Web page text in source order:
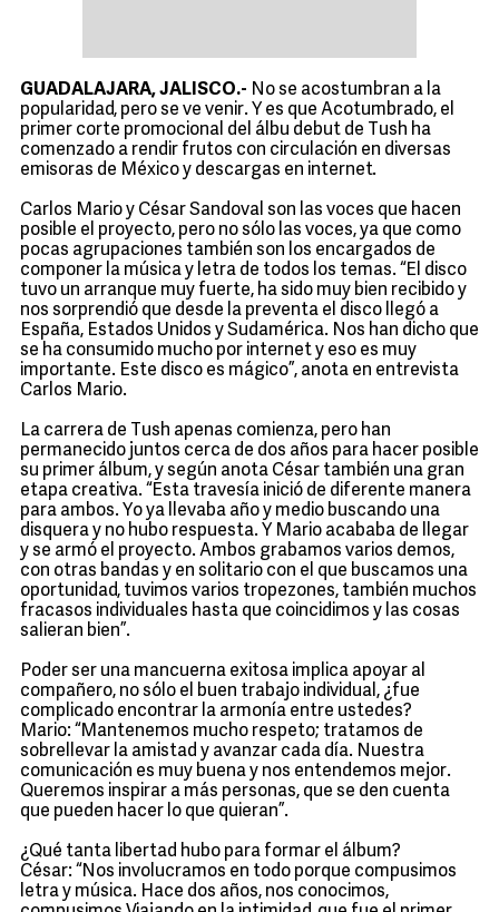
GUADALAJARA, JALISCO.- No se acostumbran a la
popularidad, pero se ve venir. Y es que Acotumbrado, el
primer corte promocional del álbu debut de Tush ha
comenzado a rendir frutos con circulación en diversas
emisoras de México y descargas en internet.
Carlos Mario y César Sandoval son las voces que hacen
posible el proyecto, pero no sólo las voces, ya que como
pocas agrupaciones también son los encargados de
componer la música y letra de todos los temas. “El disco
tuvo un arranque muy fuerte, ha sido muy bien recibido y
nos sorprendió que desde la preventa el disco llegó a
España, Estados Unidos y Sudamérica. Nos han dicho que
se ha consumido mucho por internet y eso es muy
importante. Este disco es mágico”, anota en entrevista
Carlos Mario.
La carrera de Tush apenas comienza, pero han
permanecido juntos cerca de dos años para hacer posible
su primer álbum, y según anota César también una gran
etapa creativa. “Esta travesía inició de diferente manera
para ambos. Yo ya llevaba año y medio buscando una
disquera y no hubo respuesta. Y Mario acababa de llegar
y se armó el proyecto. Ambos grabamos varios demos,
con otras bandas y en solitario con el que buscamos una
oportunidad, tuvimos varios tropezones, también muchos
fracasos individuales hasta que coincidimos y las cosas
salieran bien”.
Poder ser una mancuerna exitosa implica apoyar al
compañero, no sólo el buen trabajo individual, ¿fue
complicado encontrar la armonía entre ustedes?
Mario: “Mantenemos mucho respeto; tratamos de
sobrellevar la amistad y avanzar cada día. Nuestra
comunicación es muy buena y nos entendemos mejor.
Queremos inspirar a más personas, que se den cuenta
que pueden hacer lo que quieran”.
¿Qué tanta libertad hubo para formar el álbum?
César: “Nos involucramos en todo porque compusimos
letra y música. Hace dos años, nos conocimos,